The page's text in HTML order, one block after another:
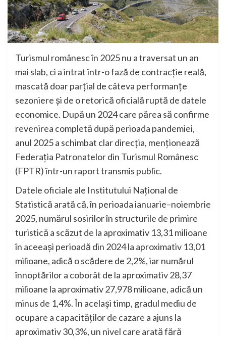
Turismul românesc în 2025 nu a traversat un an
mai slab, ci a intrat într-o fază de contracție reală,
mascată doar parțial de câteva performanțe
sezoniere și de o retorică oficială ruptă de datele
economice. După un 2024 care părea să confirme
revenirea completă după perioada pandemiei,
anul 2025 a schimbat clar direcția, menționează
Federația Patronatelor din Turismul Românesc
(FPTR) într-un raport transmis public.
Datele oficiale ale Institutului Național de
Statistică arată că, în perioada ianuarie–noiembrie
2025, numărul sosirilor în structurile de primire
turistică a scăzut de la aproximativ 13,31 milioane
în aceeași perioadă din 2024 la aproximativ 13,01
milioane, adică o scădere de 2,2%, iar numărul
înnoptărilor a coborât de la aproximativ 28,37
milioane la aproximativ 27,978 milioane, adică un
minus de 1,4%. În același timp, gradul mediu de
ocupare a capacităților de cazare a ajuns la
aproximativ 30,3%, un nivel care arată fără